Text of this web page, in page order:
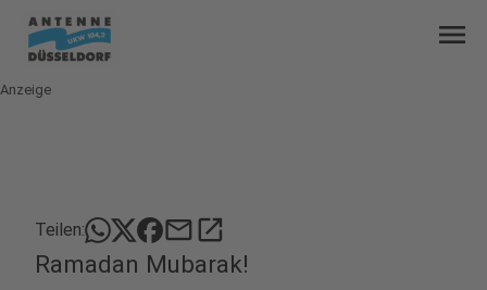
menu
Anzeige
Teilen: mailopen_in_new
Ramadan Mubarak!